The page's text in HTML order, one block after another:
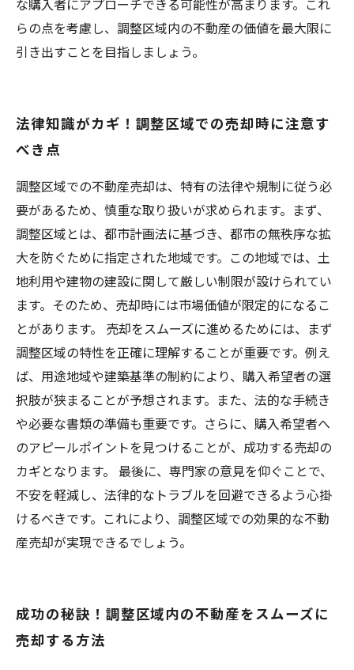
な購入者にアプローチできる可能性が高まります。これ
らの点を考慮し、調整区域内の不動産の価値を最大限に
引き出すことを目指しましょう。
法律知識がカギ！調整区域での売却時に注意す
べき点
調整区域での不動産売却は、特有の法律や規制に従う必
要があるため、慎重な取り扱いが求められます。まず、
調整区域とは、都市計画法に基づき、都市の無秩序な拡
大を防ぐために指定された地域です。この地域では、土
地利用や建物の建設に関して厳しい制限が設けられてい
ます。そのため、売却時には市場価値が限定的になるこ
とがあります。 売却をスムーズに進めるためには、まず
調整区域の特性を正確に理解することが重要です。例え
ば、用途地域や建築基準の制約により、購入希望者の選
択肢が狭まることが予想されます。また、法的な手続き
や必要な書類の準備も重要です。さらに、購入希望者へ
のアピールポイントを見つけることが、成功する売却の
カギとなります。 最後に、専門家の意見を仰ぐことで、
不安を軽減し、法律的なトラブルを回避できるよう心掛
けるべきです。これにより、調整区域での効果的な不動
産売却が実現できるでしょう。
成功の秘訣！調整区域内の不動産をスムーズに
売却する方法